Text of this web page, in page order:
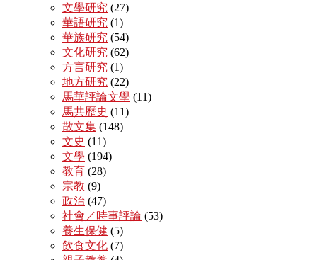
文學研究 (27)
華語研究 (1)
華族研究 (54)
文化研究 (62)
方言研究 (1)
地方研究 (22)
馬華評論文學 (11)
馬共歷史 (11)
散文集 (148)
文史 (11)
文學 (194)
教育 (28)
宗教 (9)
政治 (47)
社會／時事評論 (53)
養生保健 (5)
飲食文化 (7)